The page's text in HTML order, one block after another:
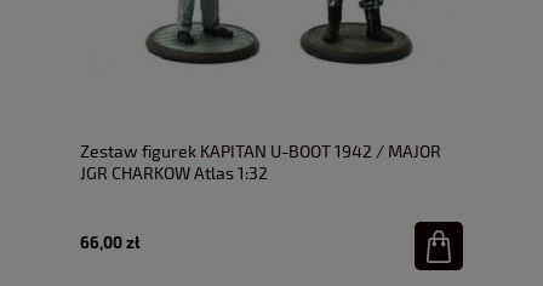
Zestaw figurek KAPITAN U-BOOT 1942 / MAJOR
JGR CHARKOW Atlas 1:32
66,00 zł